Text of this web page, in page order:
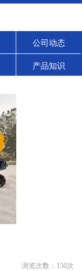
公司动态
产品知识
浏览次数： 150次